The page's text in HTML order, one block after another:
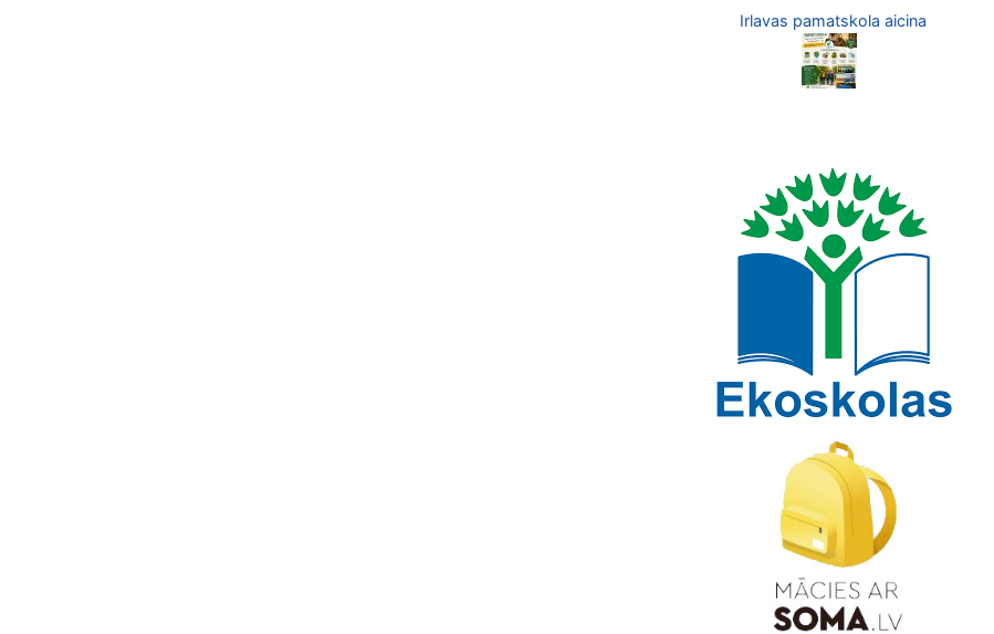
Irlavas pamatskola aicina